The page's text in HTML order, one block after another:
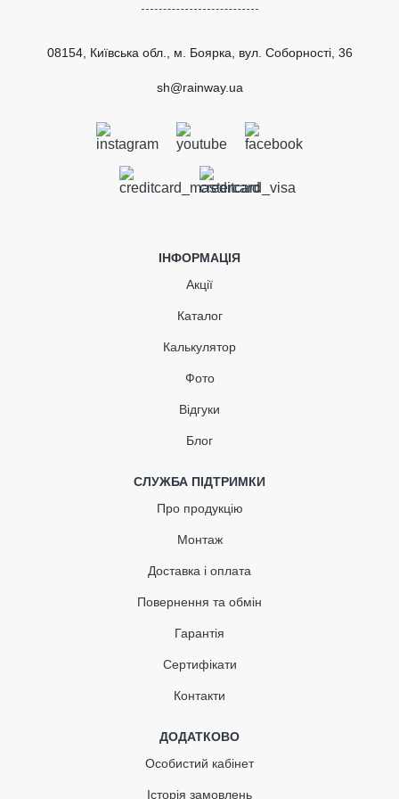
Сертифіковано
ВІДПРАВИТИ
Кронштейн ринви (RAINWAY
90) зелений
Кількість
-15%
87.67 грн
08154, Київська обл., м. Боярка, вул. Соборності, 36
sh@rainway.ua
ІНФОРМАЦІЯ
Акції
Каталог
Калькулятор
Фото
Відгуки
Блог
СЛУЖБА ПІДТРИМКИ
Про продукцію
Монтаж
Доставка і оплата
Повернення та обмін
Гарантія
Сертифікати
Контакти
ДОДАТКОВО
Особистий кабінет
Історія замовлень